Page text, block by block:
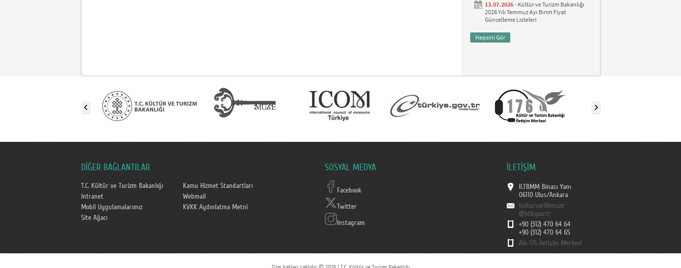
13.07.2026 - Kültür ve Turizm Bakanlığı
2026 Yılı Temmuz Ayı Birim Fiyat
Güncelleme Listeleri
Hepsini Gör
DİĞER BAĞLANTILAR
T.C. Kültür ve Turizm Bakanlığı
Kamu Hizmet Standartları
Intranet
Webmail
Mobil Uygulamalarımız
KVKK Aydınlatma Metni
Site Ağacı
SOSYAL MEDYA
Facebook
Twitter
Instagram
İLETİŞİM
II.TBMM Binası Yanı
06110 Ulus/Ankara
kulturvarlikmuze
@ktb.gov.tr
+90 (312) 470 64 64
+90 (312) 470 64 65
Alo 176 İletişim Merkezi